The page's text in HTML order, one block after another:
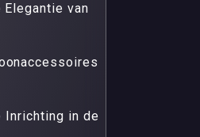
van
in de